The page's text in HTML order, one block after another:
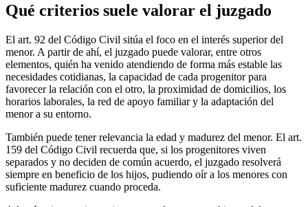
Qué criterios suele valorar el juzgado
El art. 92 del Código Civil sitúa el foco en el interés superior del
menor. A partir de ahí, el juzgado puede valorar, entre otros
elementos, quién ha venido atendiendo de forma más estable las
necesidades cotidianas, la capacidad de cada progenitor para
favorecer la relación con el otro, la proximidad de domicilios, los
horarios laborales, la red de apoyo familiar y la adaptación del
menor a su entorno.
También puede tener relevancia la edad y madurez del menor. El art.
159 del Código Civil recuerda que, si los progenitores viven
separados y no deciden de común acuerdo, el juzgado resolverá
siempre en beneficio de los hijos, pudiendo oír a los menores con
suficiente madurez cuando proceda.